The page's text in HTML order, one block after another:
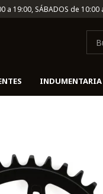
INDUMENTARIA
a 19:00, SÁBADOS de 10:00